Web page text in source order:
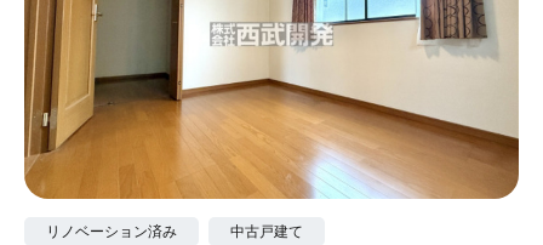
リノベーション済み 中古戸建て